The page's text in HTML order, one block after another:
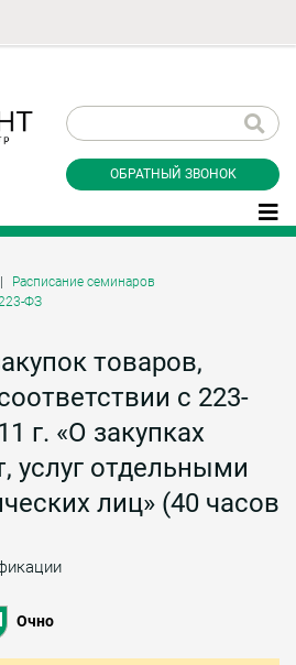
ОБРАТНЫЙ ЗВОНОК
Расписание семинаров
ФЗ
товаров,
с 223-
г. «О закупках
услуг отдельными
лиц» (40 часов
Очно
на обработку персональных